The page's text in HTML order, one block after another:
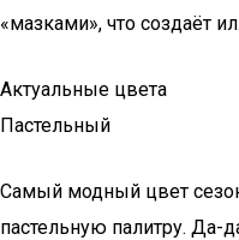
«мазками», что создаёт
Актуальные цвета
Пастельный
Самый модный цвет
пастельную палитру. Да-